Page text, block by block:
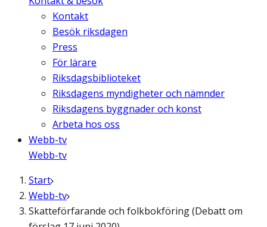
Kontakt
Besök riksdagen
Press
För lärare
Riksdagsbiblioteket
Riksdagens myndigheter och nämnder
Riksdagens byggnader och konst
Arbeta hos oss
Webb-tv
Webb-tv
Start
Webb-tv
Skatteförfarande och folkbokföring (Debatt om